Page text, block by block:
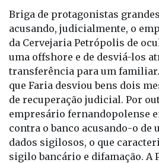
Briga de protagonistas
acusando, judicialmente, o
da Cervejaria Petrópolis de
uma offshore e de desviá-los
transferência para um
que Faria desviou bens dois
de recuperação judicial. Por
empresário fernandopolense
contra o banco acusando-o de
dados sigilosos, o que
sigilo bancário e difamação. A